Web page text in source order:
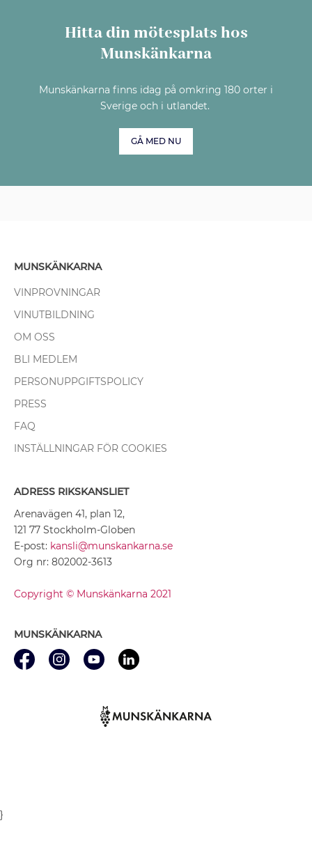
Hitta din mötesplats hos
Munskänkarna
Munskänkarna finns idag på omkring 180 orter i
Sverige och i utlandet.
GÅ MED NU
MUNSKÄNKARNA
VINPROVNINGAR
VINUTBILDNING
OM OSS
BLI MEDLEM
PERSONUPPGIFTSPOLICY
PRESS
FAQ
INSTÄLLNINGAR FÖR COOKIES
ADRESS RIKSKANSLIET
Arenavägen 41, plan 12,
121 77 Stockholm-Globen
E-post: kansli@munskankarna.se
Org nr: 802002-3613
Copyright © Munskänkarna 2021
MUNSKÄNKARNA
}